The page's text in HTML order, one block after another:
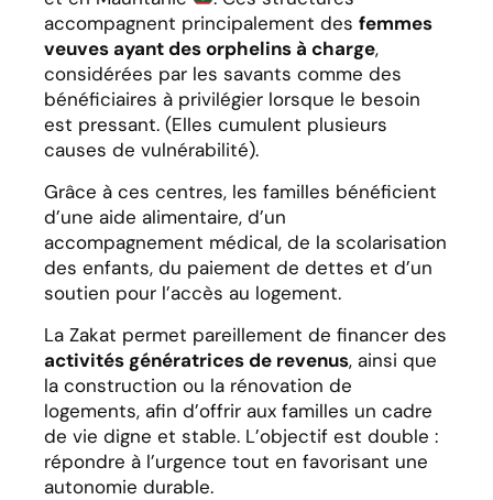
accompagnent principalement des femmes
veuves ayant des orphelins à charge,
considérées par les savants comme des
bénéficiaires à privilégier lorsque le besoin
est pressant. (Elles cumulent plusieurs
causes de vulnérabilité).
Grâce à ces centres, les familles bénéficient
d’une aide alimentaire, d’un
accompagnement médical, de la scolarisation
des enfants, du paiement de dettes et d’un
soutien pour l’accès au logement.
La Zakat permet pareillement de financer des
activités génératrices de revenus, ainsi que
la construction ou la rénovation de
logements, afin d’offrir aux familles un cadre
de vie digne et stable. L’objectif est double :
répondre à l’urgence tout en favorisant une
autonomie durable.